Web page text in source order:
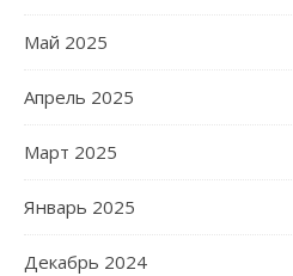
Май 2025
Апрель 2025
Март 2025
Январь 2025
Декабрь 2024